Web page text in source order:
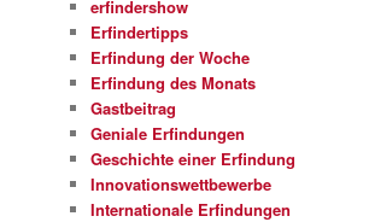
erfindershow
Erfindertipps
Erfindung der Woche
Erfindung des Monats
Gastbeitrag
Geniale Erfindungen
Geschichte einer Erfindung
Innovationswettbewerbe
Internationale Erfindungen